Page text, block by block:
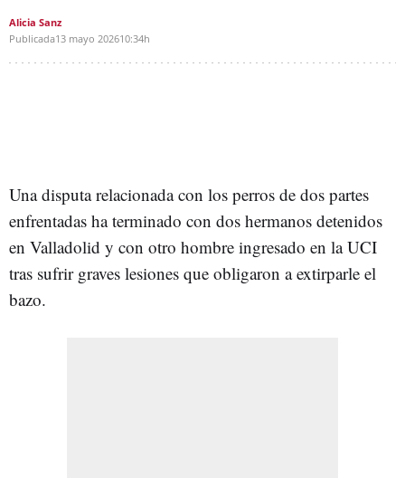
Alicia Sanz
Publicada13 mayo 202610:34h
Una disputa relacionada con los perros de dos partes
enfrentadas ha terminado con dos hermanos detenidos
en Valladolid y con otro hombre ingresado en la UCI
tras sufrir graves lesiones que obligaron a extirparle el
bazo.